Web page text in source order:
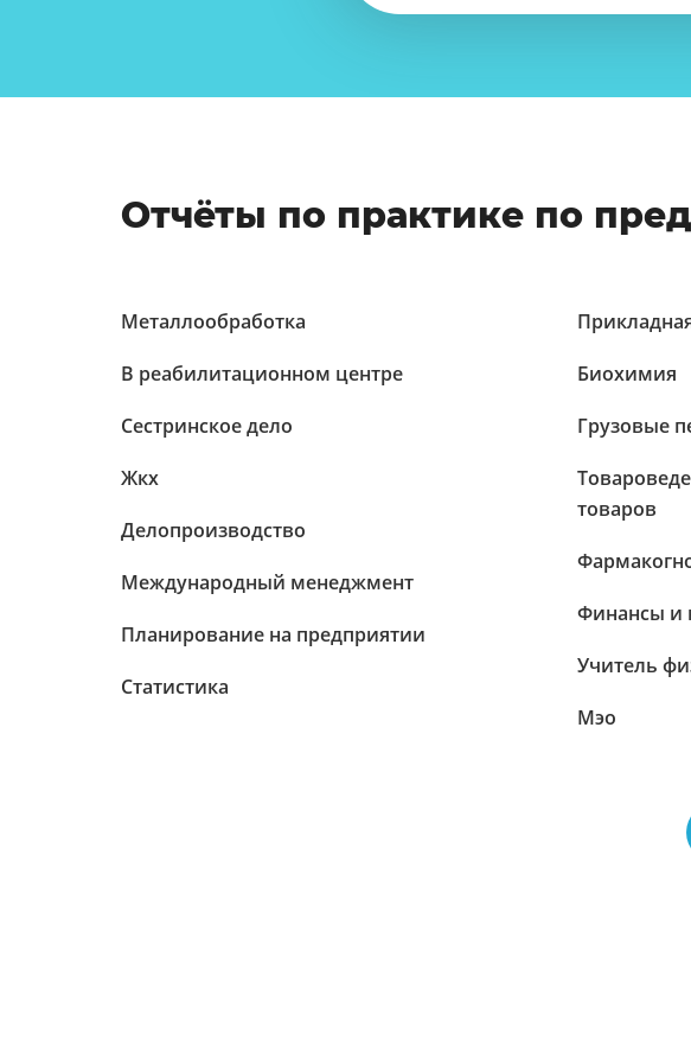
Отчёты по практике по
Металлообработка
В реабилитационном центре
Сестринское дело
Жкх
Делопроизводство
Международный менеджмент
Планирование на предприятии
Статистика
Биохимия
Грузовые
товаров
Финансы и
Учитель
Мэо